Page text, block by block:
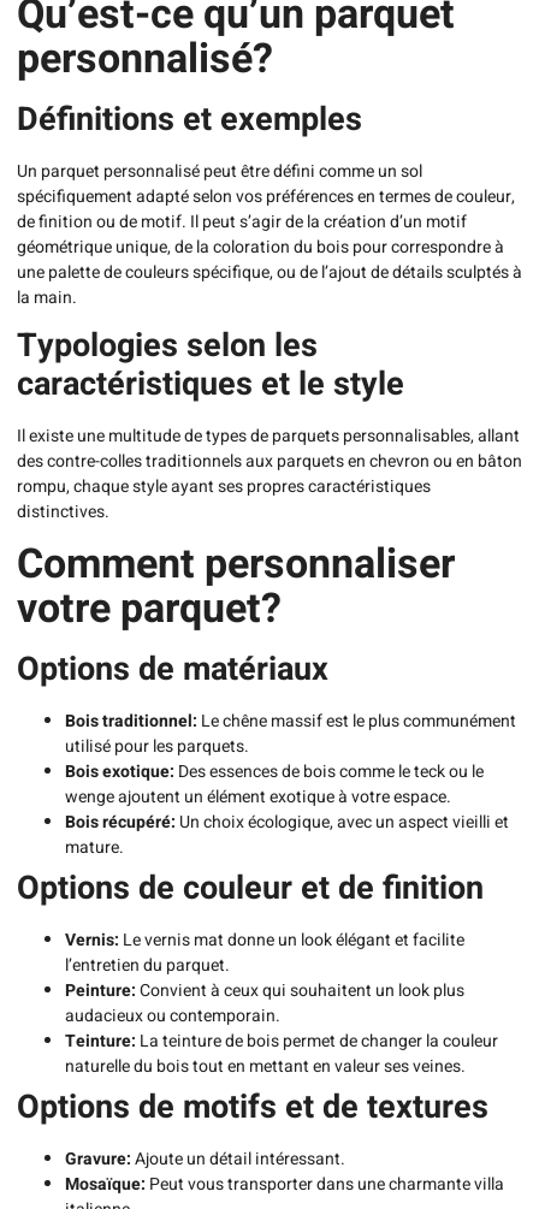
Qu’est-ce qu’un parquet
personnalisé?
Définitions et exemples
Un parquet personnalisé peut être défini comme un sol
spécifiquement adapté selon vos préférences en termes de couleur,
de finition ou de motif. Il peut s’agir de la création d’un motif
géométrique unique, de la coloration du bois pour correspondre à
une palette de couleurs spécifique, ou de l’ajout de détails sculptés à
la main.
Typologies selon les
caractéristiques et le style
Il existe une multitude de types de parquets personnalisables, allant
des contre-colles traditionnels aux parquets en chevron ou en bâton
rompu, chaque style ayant ses propres caractéristiques
distinctives.
Comment personnaliser
votre parquet?
Options de matériaux
Bois traditionnel: Le chêne massif est le plus communément
utilisé pour les parquets.
Bois exotique: Des essences de bois comme le teck ou le
wenge ajoutent un élément exotique à votre espace.
Bois récupéré: Un choix écologique, avec un aspect vieilli et
mature.
Options de couleur et de finition
Vernis: Le vernis mat donne un look élégant et facilite
l’entretien du parquet.
Peinture:Convient à ceux qui souhaitent un look plus
audacieux ou contemporain.
Teinture: La teinture de bois permet de changer la couleur
naturelle du bois tout en mettant en valeur ses veines.
Options de motifs et de textures
Gravure:Ajoute un détail intéressant.
Mosaïque: Peut vous transporter dans une charmante villa